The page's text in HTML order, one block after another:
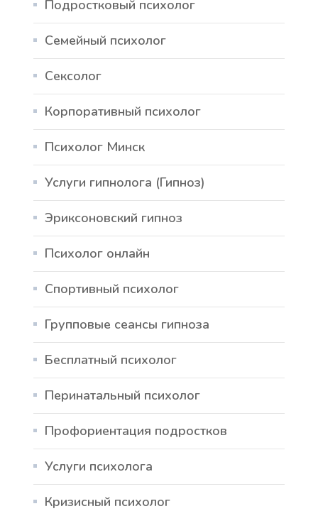
Подростковый психолог
Семейный психолог
Сексолог
Корпоративный психолог
Психолог Минск
Услуги гипнолога (Гипноз)
Эриксоновский гипноз
Психолог онлайн
Спортивный психолог
Групповые сеансы гипноза
Бесплатный психолог
Перинатальный психолог
Профориентация подростков
Услуги психолога
Кризисный психолог